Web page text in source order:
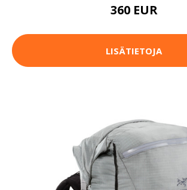
360 EUR
LISÄTIETOJA